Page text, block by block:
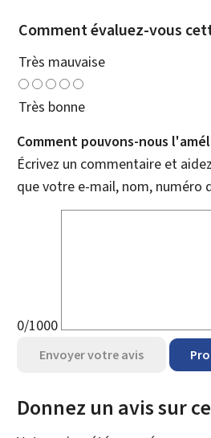
Comment évaluez-vous
Très mauvaise
Très bonne
Comment pouvons-nous
Écrivez un commentaire et
que votre e-mail, nom, numéro
0/1000
Envoyer votre avis
Donnez un avis sur